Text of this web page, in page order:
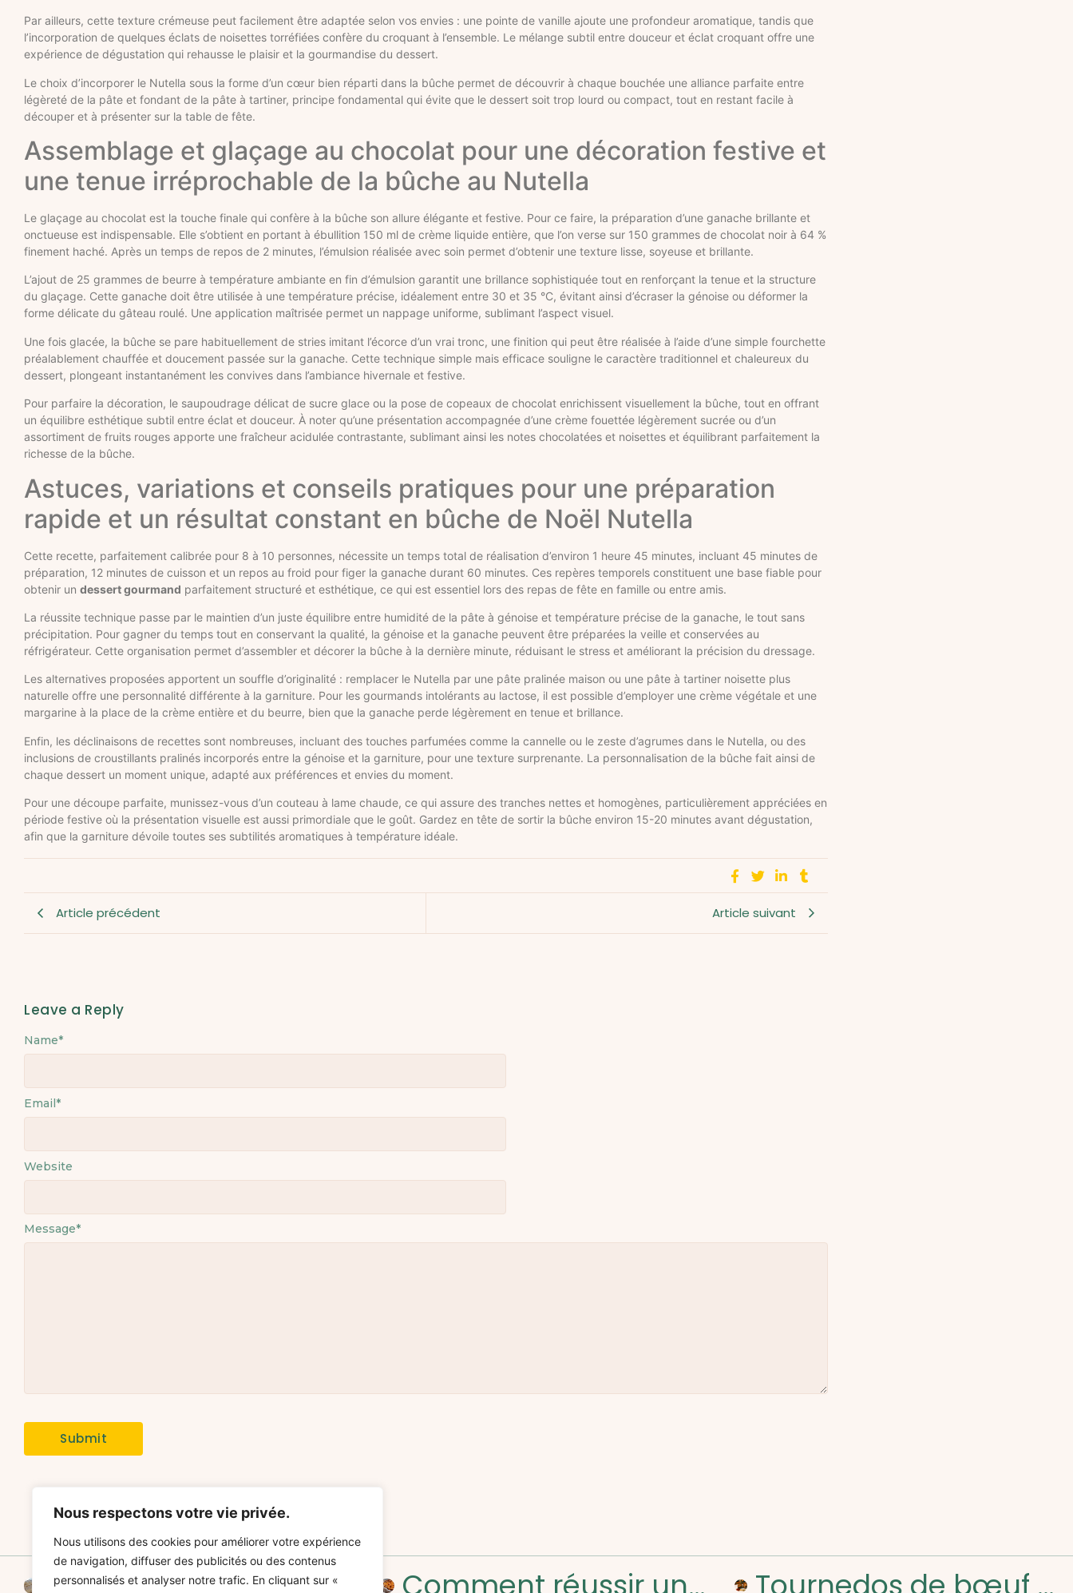
Nous respectons votre vie privée.
Nous utilisons des cookies pour améliorer votre expérience
de navigation, diffuser des publicités ou des contenus
personnalisés et analyser notre trafic. En cliquant sur «
Par ailleurs, cette texture crémeuse peut facilement être adaptée selon vos envies : une pointe de vanille ajoute une profondeur aromatique, tandis que
l’incorporation de quelques éclats de noisettes torréfiées confère du croquant à l’ensemble. Le mélange subtil entre douceur et éclat croquant offre une
expérience de dégustation qui rehausse le plaisir et la gourmandise du dessert.
Le choix d’incorporer le Nutella sous la forme d’un cœur bien réparti dans la bûche permet de découvrir à chaque bouchée une alliance parfaite entre
légèreté de la pâte et fondant de la pâte à tartiner, principe fondamental qui évite que le dessert soit trop lourd ou compact, tout en restant facile à
découper et à présenter sur la table de fête.
Assemblage et glaçage au chocolat pour une décoration festive et
une tenue irréprochable de la bûche au Nutella
Le glaçage au chocolat est la touche finale qui confère à la bûche son allure élégante et festive. Pour ce faire, la préparation d’une ganache brillante et
onctueuse est indispensable. Elle s’obtient en portant à ébullition 150 ml de crème liquide entière, que l’on verse sur 150 grammes de chocolat noir à 64 %
finement haché. Après un temps de repos de 2 minutes, l’émulsion réalisée avec soin permet d’obtenir une texture lisse, soyeuse et brillante.
L’ajout de 25 grammes de beurre à température ambiante en fin d’émulsion garantit une brillance sophistiquée tout en renforçant la tenue et la structure
du glaçage. Cette ganache doit être utilisée à une température précise, idéalement entre 30 et 35 °C, évitant ainsi d’écraser la génoise ou déformer la
forme délicate du gâteau roulé. Une application maîtrisée permet un nappage uniforme, sublimant l’aspect visuel.
Une fois glacée, la bûche se pare habituellement de stries imitant l’écorce d’un vrai tronc, une finition qui peut être réalisée à l’aide d’une simple fourchette
préalablement chauffée et doucement passée sur la ganache. Cette technique simple mais efficace souligne le caractère traditionnel et chaleureux du
dessert, plongeant instantanément les convives dans l’ambiance hivernale et festive.
Pour parfaire la décoration, le saupoudrage délicat de sucre glace ou la pose de copeaux de chocolat enrichissent visuellement la bûche, tout en offrant
un équilibre esthétique subtil entre éclat et douceur. À noter qu’une présentation accompagnée d’une crème fouettée légèrement sucrée ou d’un
assortiment de fruits rouges apporte une fraîcheur acidulée contrastante, sublimant ainsi les notes chocolatées et noisettes et équilibrant parfaitement la
richesse de la bûche.
Astuces, variations et conseils pratiques pour une préparation
rapide et un résultat constant en bûche de Noël Nutella
Cette recette, parfaitement calibrée pour 8 à 10 personnes, nécessite un temps total de réalisation d’environ 1 heure 45 minutes, incluant 45 minutes de
préparation, 12 minutes de cuisson et un repos au froid pour figer la ganache durant 60 minutes. Ces repères temporels constituent une base fiable pour
obtenir un dessert gourmand parfaitement structuré et esthétique, ce qui est essentiel lors des repas de fête en famille ou entre amis.
La réussite technique passe par le maintien d’un juste équilibre entre humidité de la pâte à génoise et température précise de la ganache, le tout sans
précipitation. Pour gagner du temps tout en conservant la qualité, la génoise et la ganache peuvent être préparées la veille et conservées au
réfrigérateur. Cette organisation permet d’assembler et décorer la bûche à la dernière minute, réduisant le stress et améliorant la précision du dressage.
Les alternatives proposées apportent un souffle d’originalité : remplacer le Nutella par une pâte pralinée maison ou une pâte à tartiner noisette plus
naturelle offre une personnalité différente à la garniture. Pour les gourmands intolérants au lactose, il est possible d’employer une crème végétale et une
margarine à la place de la crème entière et du beurre, bien que la ganache perde légèrement en tenue et brillance.
Enfin, les déclinaisons de recettes sont nombreuses, incluant des touches parfumées comme la cannelle ou le zeste d’agrumes dans le Nutella, ou des
inclusions de croustillants pralinés incorporés entre la génoise et la garniture, pour une texture surprenante. La personnalisation de la bûche fait ainsi de
chaque dessert un moment unique, adapté aux préférences et envies du moment.
Pour une découpe parfaite, munissez-vous d’un couteau à lame chaude, ce qui assure des tranches nettes et homogènes, particulièrement appréciées en
période festive où la présentation visuelle est aussi primordiale que le goût. Gardez en tête de sortir la bûche environ 15-20 minutes avant dégustation,
afin que la garniture dévoile toutes ses subtilités aromatiques à température idéale.
Article précédent Article suivant
Leave a Reply
Message*
Name*
Email*
Website
Alternative: